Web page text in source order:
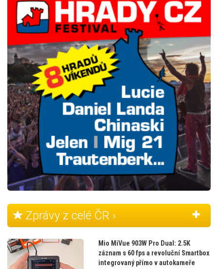
Zprávy z celé ČR ›
Mio MiVue 903W Pro Dual: 2.5K
záznam s 60 fps a revoluční Smartbox
integrovaný přímo v autokameře